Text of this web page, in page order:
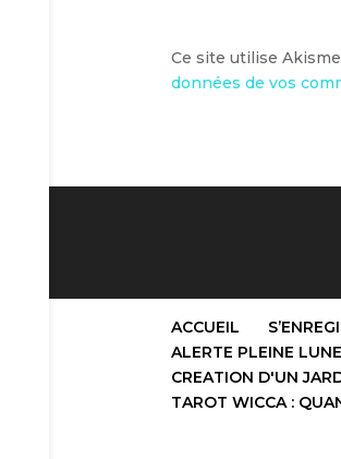
Ce site utilise
données de vos
ACCUEIL
ALERTE PLEINE LUNE
CREATION D'UN
TAROT WICCA :